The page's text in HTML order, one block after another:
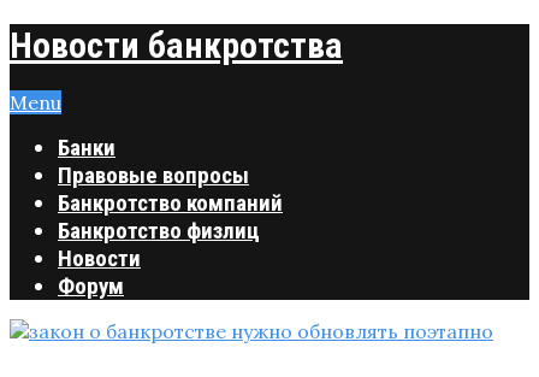
Новости банкротства
Menu
Банки
Правовые вопросы
Банкротство компаний
Банкротство физлиц
Новости
Форум